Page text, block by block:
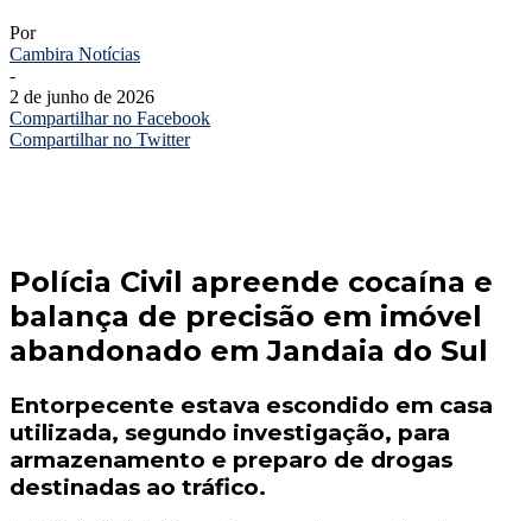
Por
Cambira Notícias
-
2 de junho de 2026
Compartilhar no Facebook
Compartilhar no Twitter
Polícia Civil apreende cocaína e
balança de precisão em imóvel
abandonado em Jandaia do Sul
Entorpecente estava escondido em casa
utilizada, segundo investigação, para
armazenamento e preparo de drogas
destinadas ao tráfico.